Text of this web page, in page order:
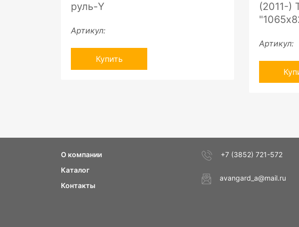
руль-Y
Артикул:
Купить
(2011-)
Артикул:
О компании
Каталог
Контакты
+7 (3852) 721-572
avangard_a@mail.ru